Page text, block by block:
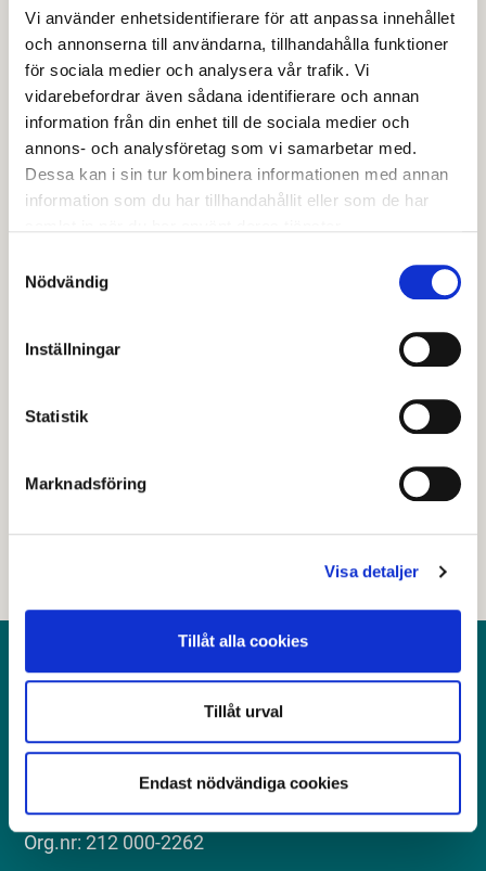
Vi använder enhetsidentifierare för att anpassa innehållet
och annonserna till användarna, tillhandahålla funktioner
för sociala medier och analysera vår trafik. Vi
vidarebefordrar även sådana identifierare och annan
information från din enhet till de sociala medier och
annons- och analysföretag som vi samarbetar med.
Dessa kan i sin tur kombinera informationen med annan
information som du har tillhandahållit eller som de har
Nödvändig
Inställningar
Statistik
Marknadsföring
Visa detaljer
Tillåt alla cookies
Tillåt urval
Endast nödvändiga cookies
Verksamhetsformen fungerar som en
övergång mellan förskolan och grundskolan
och syftar till att stimulera barnens
utveckling och lärande.
I början av året skickar vi ut en inbjudan till alla
sexåringar som tillhör vårt upptagningsområde. De
28 april 2026
Kontakt
Postadress: Avesta kommun, 774 81 Avesta
Besöksadress: Kungsgatan 18, Avesta
Telefon: 0226-64 50 00
E-post: servicecenter@avesta.se
Org.nr: 212 000-2262